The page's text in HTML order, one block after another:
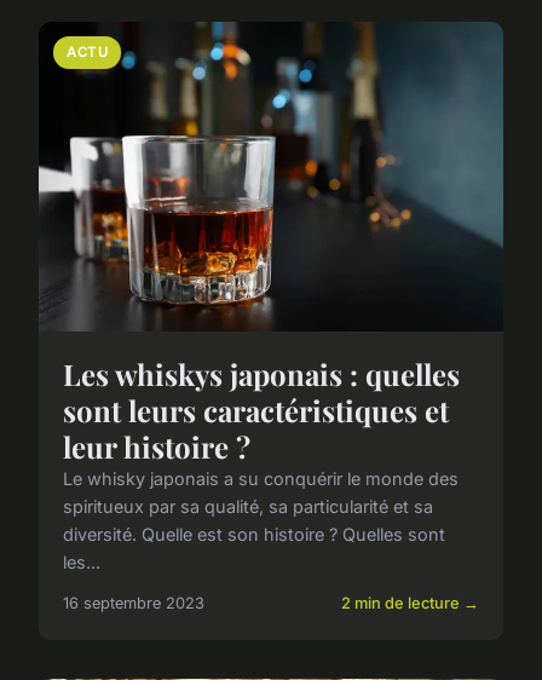
ACTU
Les whiskys japonais : quelles
sont leurs caractéristiques et
leur histoire ?
Le whisky japonais a su conquérir le monde des
spiritueux par sa qualité, sa particularité et sa
diversité. Quelle est son histoire ? Quelles sont
les...
16 septembre 2023 2 min de lecture →